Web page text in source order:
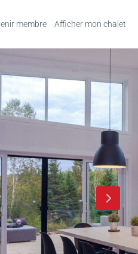
membre Afficher mon chalet